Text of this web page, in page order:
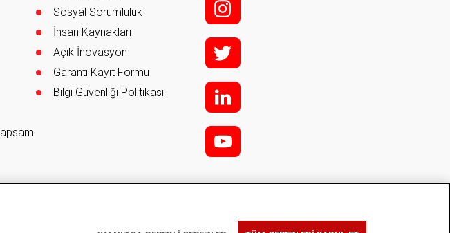
Sosyal Sorumluluk
İnsan Kaynakları
Açık İnovasyon
Garanti Kayıt Formu
Bilgi Güvenliği Politikası
i;
t
l
y